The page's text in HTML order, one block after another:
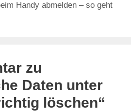
Handy abmelden – so geht
zu
Daten unter
löschen“